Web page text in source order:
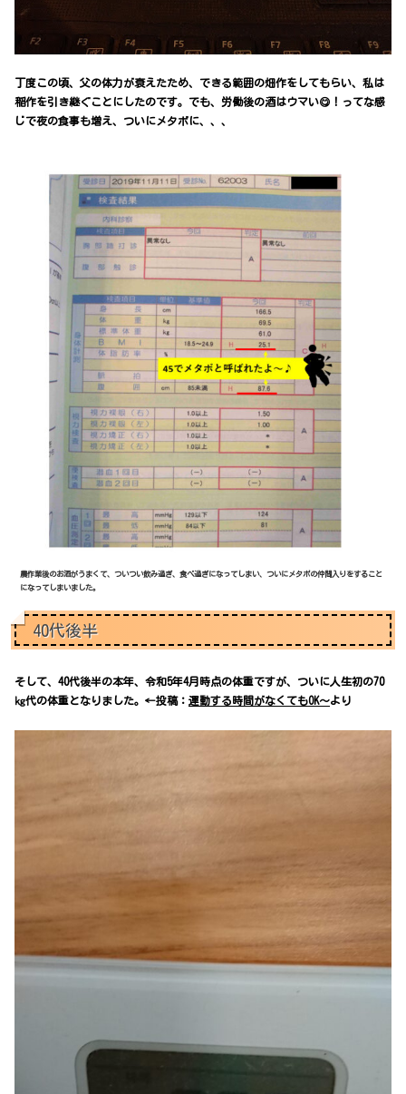
丁度この頃、父の体力が衰えたため、できる範囲の畑作をしてもらい、私は
稲作を引き継ぐことにしたのです。でも、労働後の酒はウマい😋！ってな感
じで夜の食事も増え、ついにメタボに、、、
農作業後のお酒がうまくて、ついつい飲み過ぎ、食べ過ぎになってしまい、ついにメタボの仲間入りをすること
になってしまいました。
40代後半
そして、40代後半の本年、令和5年4月時点の体重ですが、ついに人生初の70
㎏代の体重となりました。←投稿： 運動する時間がなくてもOK～より